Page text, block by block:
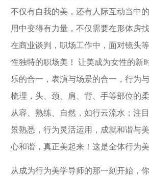
不仅有自我的美，还有人际互动当中
用中变得有力量，不仅需要在形体房
在商业谈判，职场工作中，面对镜头
性独特的职场美！ 让美成为女性的新
乐的合一，表演与场景的合一，行为
梳理，头、颈、肩、背、手等部位的
从容、熟练、自然，如行云流水；注
景熟悉，行为灵活运用，成就和谐与
心和谐，真正美起来！这是全体行为
从成为行为美学导师的那一刻开始，